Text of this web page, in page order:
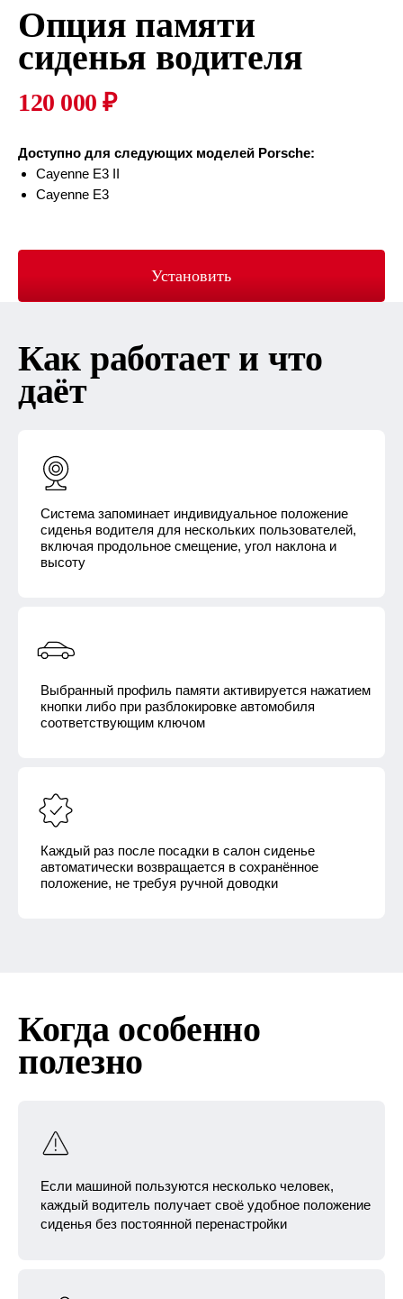
Опция памяти
сиденья водителя
120 000 ₽
Доступно для следующих моделей Porsche:
Cayenne E3 II
Cayenne E3
Установить
Как работает и что
даёт
Система запоминает индивидуальное положение
сиденья водителя для нескольких пользователей,
включая продольное смещение, угол наклона и
высоту
Выбранный профиль памяти активируется нажатием
кнопки либо при разблокировке автомобиля
соответствующим ключом
Каждый раз после посадки в салон сиденье
автоматически возвращается в сохранённое
положение, не требуя ручной доводки
Если машиной пользуются несколько человек,
каждый водитель получает своё удобное положение
сиденья без постоянной перенастройки
Когда особенно
полезно